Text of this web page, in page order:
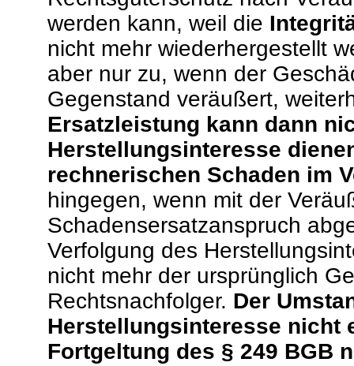
werden kann, weil die
nicht mehr wiederhergestellt
aber nur zu, wenn der
Gegenstand veräußert,
Ersatzleistung kann dann
Herstellungsinteresse
rechnerischen Schaden im
hingegen, wenn mit der
Schadensersatzanspruch
Verfolgung des
nicht mehr der ursprünglich
Rechtsnachfolger. Der
Herstellungsinteresse nicht
Fortgeltung des § 249 BGB